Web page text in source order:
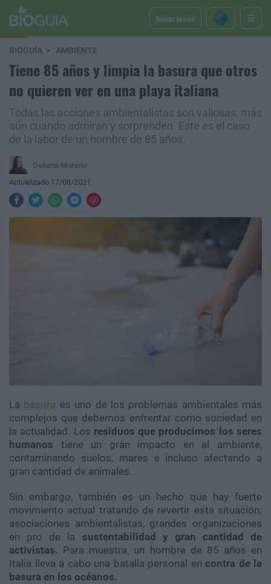
Iniciar sesión
BIOGUÍA AMBIENTE
Tiene 85 años y limpia la basura que otros
no quieren ver en una playa italiana
Todas las acciones ambientalistas son valiosas, más
aún cuando admiran y sorprenden. Este es el caso
de la labor de un hombre de 85 años.
Deliana Moreno
Actualizado 17/08/2021
La basura es uno de los problemas ambientales más
complejos que debemos enfrentar como sociedad en
la actualidad. Los residuos que producimos los seres
humanos tiene un gran impacto en el ambiente,
contaminando suelos, mares e incluso afectando a
gran cantidad de animales.
Sin embargo, también es un hecho que hay fuerte
movimiento actual tratando de revertir esta situación;
asociaciones ambientalistas, grandes organizaciones
en pro de la sustentabilidad y gran cantidad de
activistas. Para muestra, un hombre de 85 años en
Italia lleva a cabo una batalla personal en contra de la
basura en los océanos.